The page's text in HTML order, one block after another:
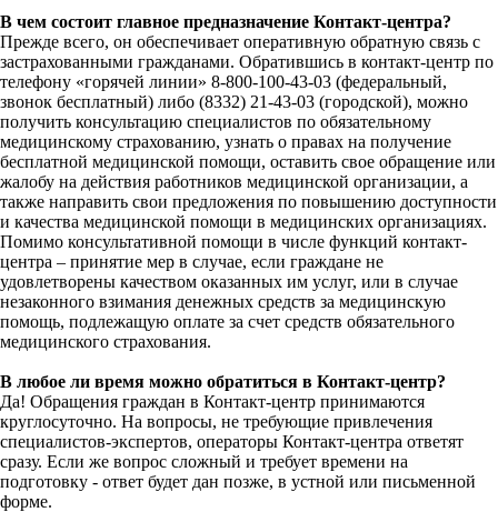
В чем состоит главное предназначение Контакт-центра?
Прежде всего, он обеспечивает оперативную обратную связь с
застрахованными гражданами. Обратившись в контакт-центр по
телефону «горячей линии» 8-800-100-43-03 (федеральный,
звонок бесплатный) либо (8332) 21-43-03 (городской), можно
получить консультацию специалистов по обязательному
медицинскому страхованию, узнать о правах на получение
бесплатной медицинской помощи, оставить свое обращение или
жалобу на действия работников медицинской организации, а
также направить свои предложения по повышению доступности
и качества медицинской помощи в медицинских организациях.
Помимо консультативной помощи в числе функций контакт-
центра – принятие мер в случае, если граждане не
удовлетворены качеством оказанных им услуг, или в случае
незаконного взимания денежных средств за медицинскую
помощь, подлежащую оплате за счет средств обязательного
медицинского страхования.
В любое ли время можно обратиться в Контакт-центр?
Да! Обращения граждан в Контакт-центр принимаются
круглосуточно. На вопросы, не требующие привлечения
специалистов-экспертов, операторы Контакт-центра ответят
сразу. Если же вопрос сложный и требует времени на
подготовку - ответ будет дан позже, в устной или письменной
форме.